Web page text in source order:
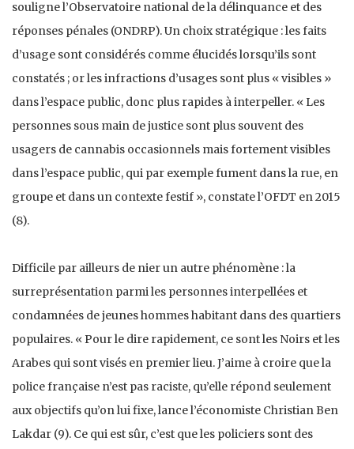
souligne l’Observatoire national de la délinquance et des
réponses pénales (ONDRP). Un choix stratégique : les faits
d’usage sont considérés comme élucidés lorsqu’ils sont
constatés ; or les infractions d’usages sont plus « visibles »
dans l’espace public, donc plus rapides à interpeller. « Les
personnes sous main de justice sont plus souvent des
usagers de cannabis occasionnels mais fortement visibles
dans l’espace public, qui par exemple fument dans la rue, en
groupe et dans un contexte festif », constate l’OFDT en 2015
(8).
Difficile par ailleurs de nier un autre phénomène : la
surreprésentation parmi les personnes interpellées et
condamnées de jeunes hommes habitant dans des quartiers
populaires. « Pour le dire rapidement, ce sont les Noirs et les
Arabes qui sont visés en premier lieu. J’aime à croire que la
police française n’est pas raciste, qu’elle répond seulement
aux objectifs qu’on lui fixe, lance l’économiste Christian Ben
Lakdar (9). Ce qui est sûr, c’est que les policiers sont des